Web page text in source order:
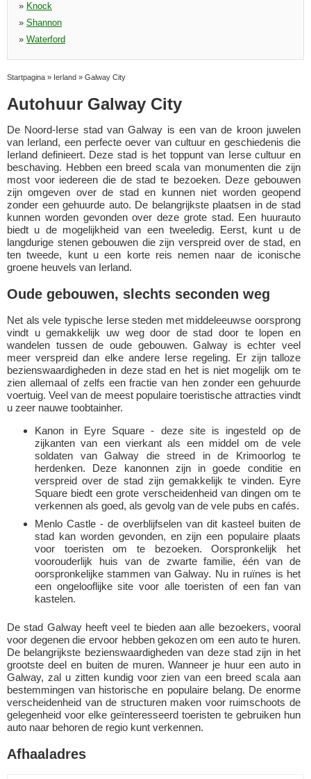
» Knock
» Shannon
» Waterford
Startpagina » Ierland » Galway City
Autohuur Galway City
De Noord-Ierse stad van Galway is een van de kroon juwelen
van Ierland, een perfecte oever van cultuur en geschiedenis die
Ierland definieert. Deze stad is het toppunt van Ierse cultuur en
beschaving. Hebben een breed scala van monumenten die zijn
most voor iedereen die de stad te bezoeken. Deze gebouwen
zijn omgeven over de stad en kunnen niet worden geopend
zonder een gehuurde auto. De belangrijkste plaatsen in de stad
kunnen worden gevonden over deze grote stad. Een huurauto
biedt u de mogelijkheid van een tweeledig. Eerst, kunt u de
langdurige stenen gebouwen die zijn verspreid over de stad, en
ten tweede, kunt u een korte reis nemen naar de iconische
groene heuvels van Ierland.
Oude gebouwen, slechts seconden weg
Net als vele typische Ierse steden met middeleeuwse oorsprong
vindt u gemakkelijk uw weg door de stad door te lopen en
wandelen tussen de oude gebouwen. Galway is echter veel
meer verspreid dan elke andere Ierse regeling. Er zijn talloze
bezienswaardigheden in deze stad en het is niet mogelijk om te
zien allemaal of zelfs een fractie van hen zonder een gehuurde
voertuig. Veel van de meest populaire toeristische attracties vindt
u zeer nauwe toobtainher.
Kanon in Eyre Square - deze site is ingesteld op de
zijkanten van een vierkant als een middel om de vele
soldaten van Galway die streed in de Krimoorlog te
herdenken. Deze kanonnen zijn in goede conditie en
verspreid over de stad zijn gemakkelijk te vinden. Eyre
Square biedt een grote verscheidenheid van dingen om te
verkennen als goed, als gevolg van de vele pubs en cafés.
Menlo Castle - de overblijfselen van dit kasteel buiten de
stad kan worden gevonden, en zijn een populaire plaats
voor toeristen om te bezoeken. Oorspronkelijk het
voorouderlijk huis van de zwarte familie, één van de
oorspronkelijke stammen van Galway. Nu in ruïnes is het
een ongelooflijke site voor alle toeristen of een fan van
kastelen.
De stad Galway heeft veel te bieden aan alle bezoekers, vooral
voor degenen die ervoor hebben gekozen om een auto te huren.
De belangrijkste bezienswaardigheden van deze stad zijn in het
grootste deel en buiten de muren. Wanneer je huur een auto in
Galway, zal u zitten kundig voor zien van een breed scala aan
bestemmingen van historische en populaire belang. De enorme
verscheidenheid van de structuren maken voor ruimschoots de
gelegenheid voor elke geïnteresseerd toeristen te gebruiken hun
auto naar behoren de regio kunt verkennen.
Afhaaladres